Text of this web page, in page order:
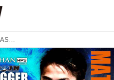
キック1カード追加！SPASHAN HPS presents RIZIN TRIGGER 2nd 対戦カード